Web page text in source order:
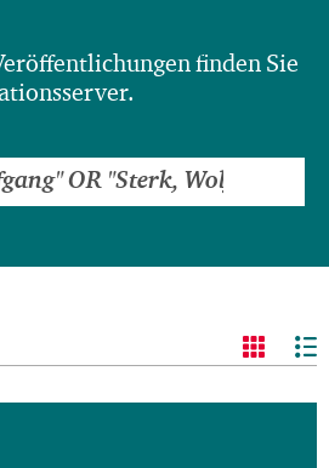
finden Sie